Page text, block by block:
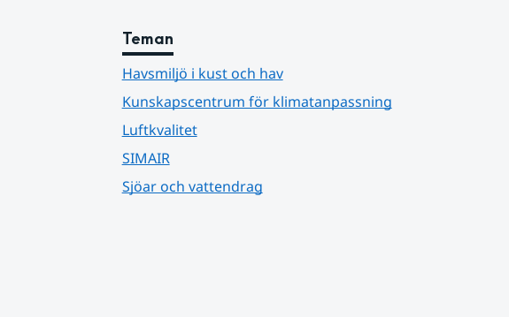
Teman
Havsmiljö i kust och hav
Kunskapscentrum för klimatanpassning
Luftkvalitet
SIMAIR
Sjöar och vattendrag